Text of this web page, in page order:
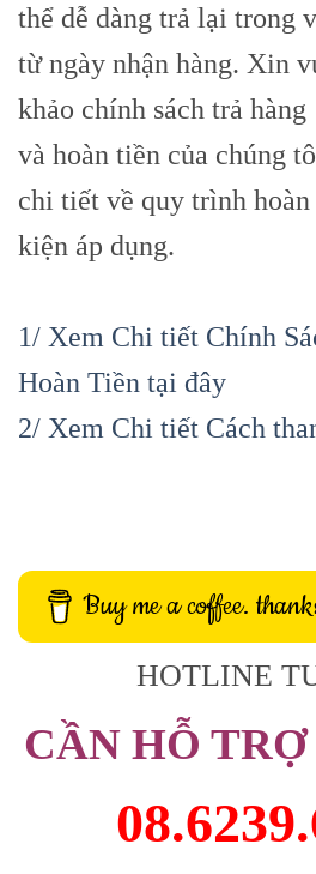
thể dễ dàng trả lại trong
từ ngày nhận hàng. Xin
khảo chính sách trả hàng
và hoàn tiền của chúng
chi tiết về quy trình hoàn
kiện áp dụng.
1/ Xem Chi tiết Chính
Hoàn Tiền tại đây
2/ Xem Chi tiết Cách
Buy me a coffee.
HOTLINE
CẦN HỖ